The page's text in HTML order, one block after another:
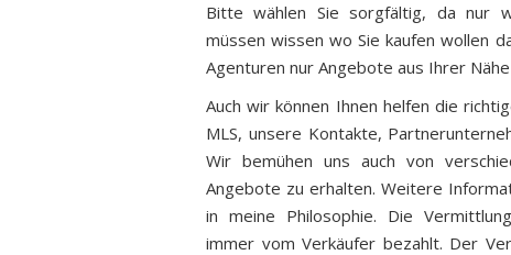
Bitte wählen Sie sorgfältig, da nur
müssen wissen wo Sie kaufen wollen
Agenturen nur Angebote aus Ihrer
Auch wir können Ihnen helfen die
MLS, unsere Kontakte,
Wir bemühen uns auch von
Angebote zu erhalten. Weitere
in meine Philosophie. Die
immer vom Verkäufer bezahlt. Der